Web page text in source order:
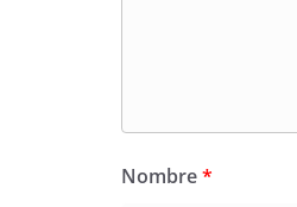
Nombre*